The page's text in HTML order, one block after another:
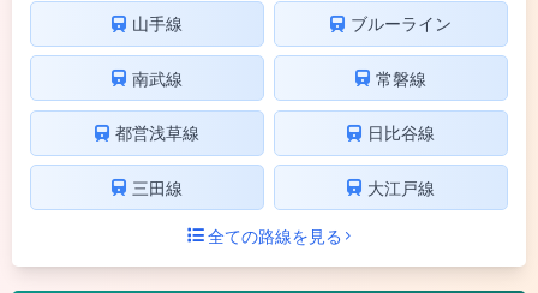
山手線 ブルーライン
南武線 常磐線
都営浅草線 日比谷線
三田線
大江戸線
全ての路線を見る